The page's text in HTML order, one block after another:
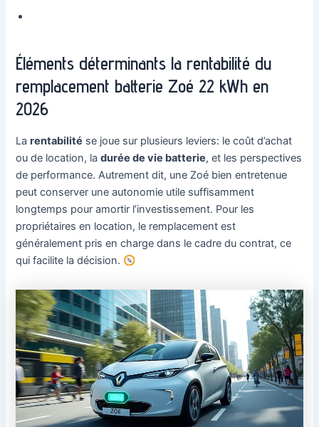
Éléments déterminants la rentabilité du
remplacement batterie Zoé 22 kWh en
2026
Larentabilité se joue sur plusieurs leviers: le coût d’achat
ou de location, ladurée de vie batterie, et les perspectives
de performance. Autrement dit, une Zoé bien entretenue
peut conserver une autonomie utile suffisamment
longtemps pour amortir l’investissement. Pour les
propriétaires en location, le remplacement est
généralement pris en charge dans le cadre du contrat, ce
qui facilite la décision.